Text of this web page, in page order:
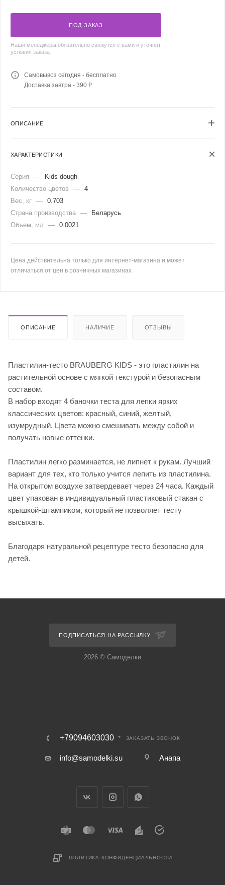
ПОД ЗАКАЗ
Наши менеджеры обязательно свяжутся с вами и уточнят
условия заказа
Самовывоз сегодня - бесплатно
Доставка завтра - 390 ₽
ОПИСАНИЕ
ХАРАКТЕРИСТИКИ
Серия —
Kids dough
Количество цветов
— 4
Вес, кг — 0.703
Страна производства —
Беларусь
Объем, мл
— 0.0021
Цена действительна только для интернет-магазина и может
отличаться от цен в розничных магазинах
ОПИСАНИЕ НАЛИЧИЕ ОТЗЫВЫ
Пластилин-тесто BRAUBERG KIDS - это пластилин на
растительной основе с мягкой текстурой и безопасным
составом.
В набор входят 4 баночки теста для лепки ярких
классических цветов: красный, синий, желтый,
изумрудный. Цвета можно смешивать между собой и
получать новые оттенки.
Пластилин легко разминается, не липнет к рукам. Лучший
вариант для тех, кто только учится лепить из пластилина.
На открытом воздухе затвердевает через 24 часа. Каждый
цвет упакован в индивидуальный пластиковый стакан с
крышкой-штампиком, который не позволяет тесту
высыхать.
Благодаря натуральной рецептуре тесто безопасно для
детей.
ПОДПИСАТЬСЯ НА РАССЫЛКУ
2026 © Самоделки
+79094603030 ЗАКАЗАТЬ ЗВОНОК
info@samodelki.su Анапа
ПОЛИТИКА КОНФИДЕНЦИАЛЬНОСТИ